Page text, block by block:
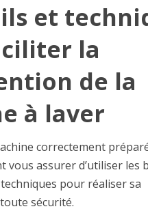
et
la
de la
à laver
correctement
vous assurer d’utiliser les
pour réaliser sa
sécurité.